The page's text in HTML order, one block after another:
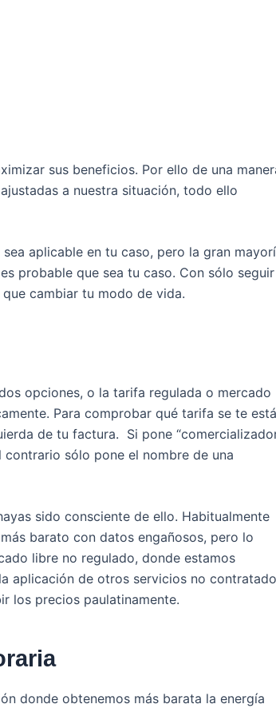
sus beneficios. Por ello de una
a nuestra situación, todo ello
aplicable en tu caso, pero la gran
probable que sea tu caso. Con sólo seguir
cambiar tu modo de vida.
opciones, o la tarifa regulada o mercado
Para comprobar qué tarifa se te está
de tu factura. Si pone
sólo pone el nombre de una
sido consciente de ello. Habitualmente
barato con datos engañosos, pero lo
libre no regulado, donde estamos
aplicación de otros servicios no
los precios paulatinamente.
donde obtenemos más barata la energía